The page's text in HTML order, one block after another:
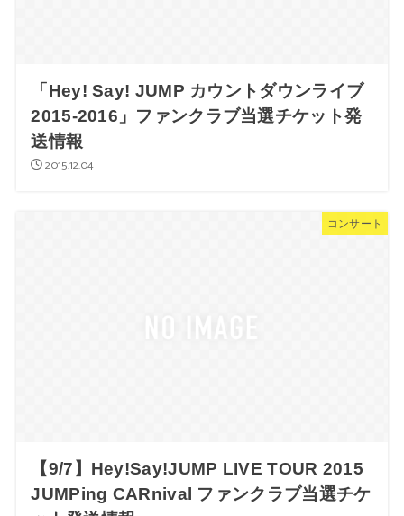
「Hey! Say! JUMP カウントダウンライブ
2015-2016」ファンクラブ当選チケット発
送情報
2015.12.04
コンサート
【9/7】Hey!Say!JUMP LIVE TOUR 2015
JUMPing CARnival ファンクラブ当選チケ